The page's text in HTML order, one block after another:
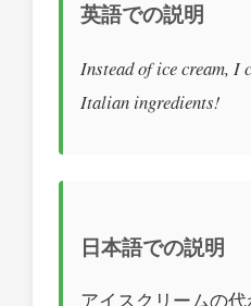
英語での説明
Instead of ice cream, I
Italian ingredients!
日本語での説明
アイスクリームの